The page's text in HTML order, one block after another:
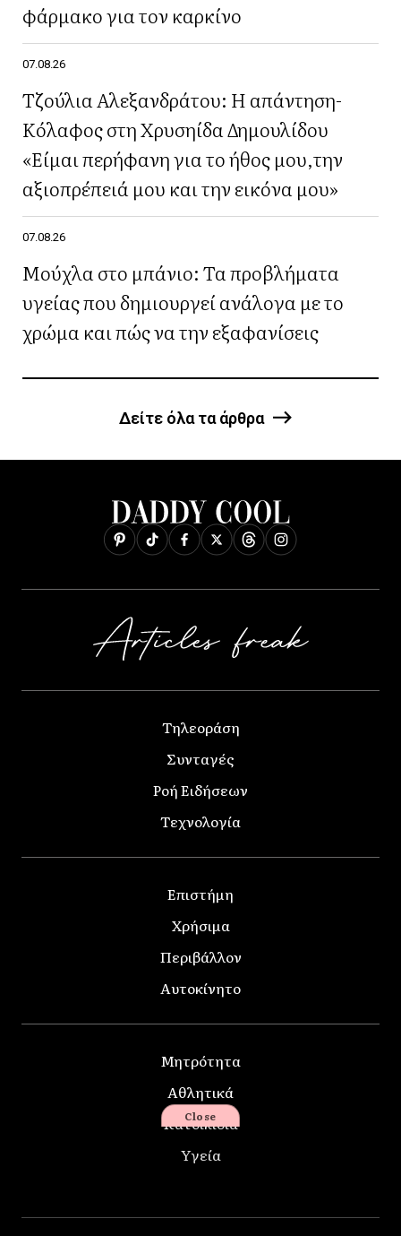
φάρμακο για τον καρκίνο
07.08.26
Τζούλια Αλεξανδράτου: Η απάντηση-
Κόλαφος στη Χρυσηίδα Δημουλίδου
«Είμαι περήφανη για το ήθος μου,την
αξιοπρέπειά μου και την εικόνα μου»
07.08.26
Μούχλα στο μπάνιο: Τα προβλήματα
υγείας που δημιουργεί ανάλογα με το
χρώμα και πώς να την εξαφανίσεις
Δείτε όλα τα άρθρα
Τηλεοράση
Συνταγές
Ροή Ειδήσεων
Τεχνολογία
Επιστήμη
Χρήσιμα
Περιβάλλον
Αυτοκίνητο
Μητρότητα
Αθλητικά
Κατοικίδια
Υγεία
Close